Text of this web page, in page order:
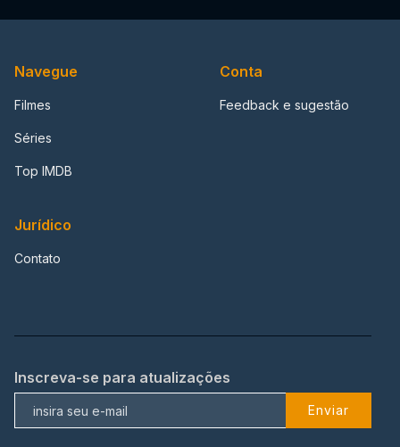
Navegue
Filmes
Séries
Top IMDB
Conta
Feedback e sugestão
Jurídico
Contato
Inscreva-se para atualizações
Enviar